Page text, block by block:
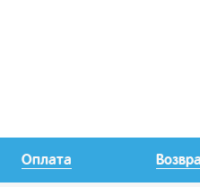
Оплата